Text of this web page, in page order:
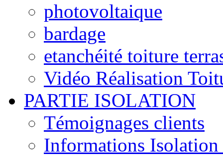
photovoltaique
bardage
etanchéité toiture
Vidéo Réalisation
PARTIE ISOLATION
Témoignages clients
Informations